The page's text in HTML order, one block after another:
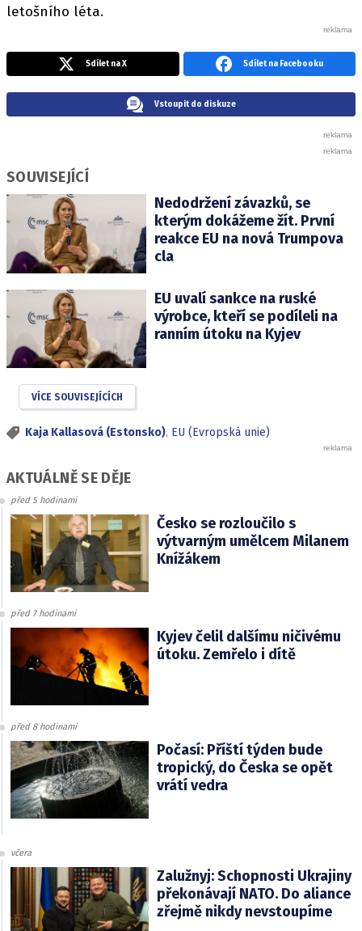
letošního léta.
Sdílet na X Sdílet na Facebooku
Vstoupit do diskuze
SOUVISEJÍCÍ
Nedodržení závazků, se
kterým dokážeme žít. První
reakce EU na nová Trumpova
cla
EU uvalí sankce na ruské
výrobce, kteří se podíleli na
ranním útoku na Kyjev
VÍCE SOUVISEJÍCÍCH
Kaja Kallasová (Estonsko), EU (Evropská unie)
AKTUÁLNĚ SE DĚJE
před 5 hodinami
Česko se rozloučilo s
výtvarným umělcem Milanem
Knížákem
před 7 hodinami
Kyjev čelil dalšímu ničivému
útoku. Zemřelo i dítě
před 8 hodinami
Počasí: Příští týden bude
tropický, do Česka se opět
vrátí vedra
včera
Zalužnyj: Schopnosti Ukrajiny
překonávají NATO. Do aliance
zřejmě nikdy nevstoupíme